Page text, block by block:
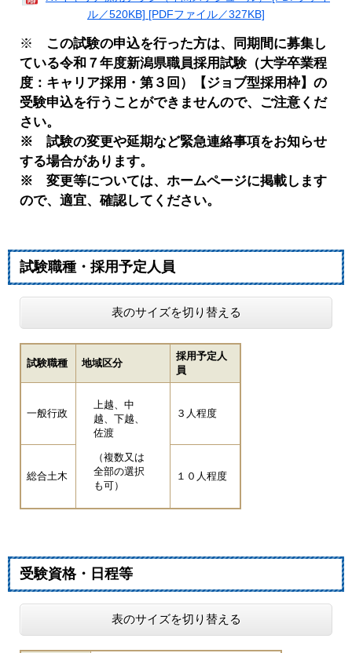
ル／520KB] [PDFファイル／327KB]
※ ​
この試験の申込を行った方は、同期間に募集し
ている令和７年度新潟県職員採用試験（大学卒業程
度：キャリア採用・第３回）【ジョブ型採用枠】の
受験申込を行うことができませんので、ご注意くだ
さい。
※ 試験の変更や延期など緊急連絡事項をお知らせ
する場合があります。
※ 変更等については、ホームページに掲載します
ので、適宜、確認してください。
試験職種・採用予定人員
表のサイズを切り替える
試験職種 地域区分
採用予定人
員
一般行政
上越、中
越、下越、
佐渡
（複数又は
全部の選択
も可）
３人程度
総合土木 １０人程度
受験資格・日程等
表のサイズを切り替える